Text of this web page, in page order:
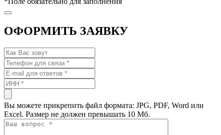
ОФОРМИТЬ ЗАЯВКУ
Вы можете прикрепить файл формата: JPG, PDF, Word или
Excel. Размер не должен превышать 10 Мб.